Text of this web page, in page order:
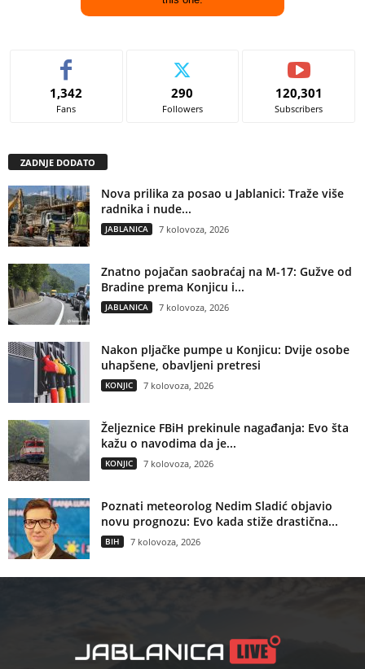
1,342
Fans
290
Followers
120,301
Subscribers
ZADNJE DODATO
Nova prilika za posao u Jablanici: Traže više
radnika i nude...
JABLANICA 7 kolovoza, 2026
Znatno pojačan saobraćaj na M-17: Gužve od
Bradine prema Konjicu i...
JABLANICA 7 kolovoza, 2026
Nakon pljačke pumpe u Konjicu: Dvije osobe
uhapšene, obavljeni pretresi
KONJIC 7 kolovoza, 2026
Željeznice FBiH prekinule nagađanja: Evo šta
kažu o navodima da je...
KONJIC 7 kolovoza, 2026
Poznati meteorolog Nedim Sladić objavio
novu prognozu: Evo kada stiže drastična...
BIH 7 kolovoza, 2026